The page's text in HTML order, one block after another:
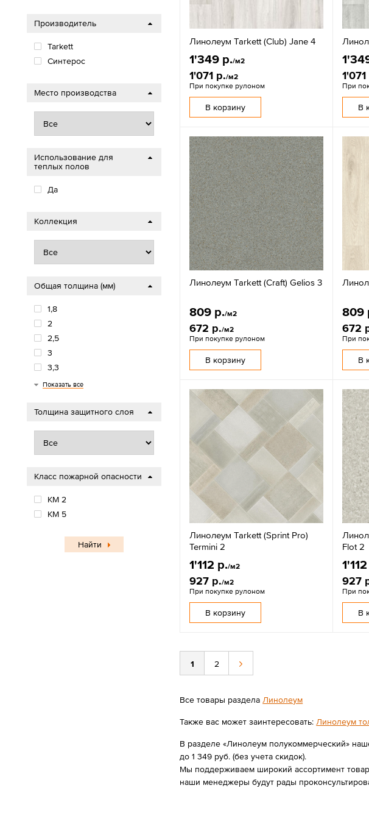
Линолеум Tarkett (Club) Jane 4
1'349 р./м2
1'071 р./м2
При покупке рулоном
В корзину
При
В
Линолеум Tarkett (Craft) Gelios 3
809 р./м2
672 р./м2
При покупке рулоном
В корзину
809
672
При
В
Линолеум Tarkett (Sprint Pro)
Termini 2
1'112 р./м2
927 р./м2
При покупке рулоном
В корзину
Flot 2
927
При
В
1 2
Все товары раздела Линолеум
Также вас может заинтересовать: Линолеум
В разделе «Линолеум полукоммерческий»
до 1 349 руб. (без учета скидок).
Мы поддерживаем широкий ассортимент
наши менеджеры будут рады
Производитель
Tarkett
Cинтерос
Место производства
Использование для
теплых полов
Да
Коллекция
Общая толщина (мм)
1,8
2
2,5
3
3,3
3,5
3,7
4
4,5
Показать все
Толщина защитного слоя
Класс пожарной опасности
КМ 2
КМ 5
Найти